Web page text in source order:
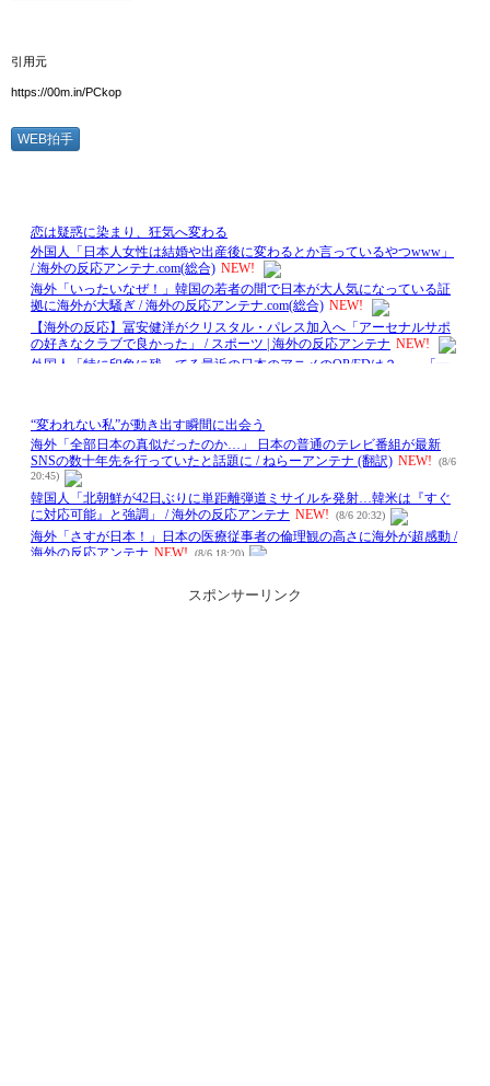
引用元
https://00m.in/PCkop
WEB拍手
スポンサーリンク